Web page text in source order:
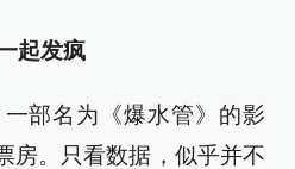
起发疯
部名为《爆水管》的影
房。只看数据，似乎并不